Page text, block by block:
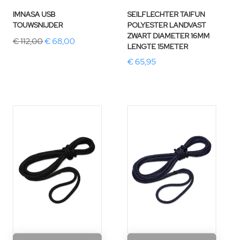
IMNASA USB
TOUWSNIJDER
€ 112,00€ 68,00
SEILFLECHTER TAIFUN
POLYESTER LANDVAST
ZWART DIAMETER 16MM
LENGTE 15METER
€ 65,95